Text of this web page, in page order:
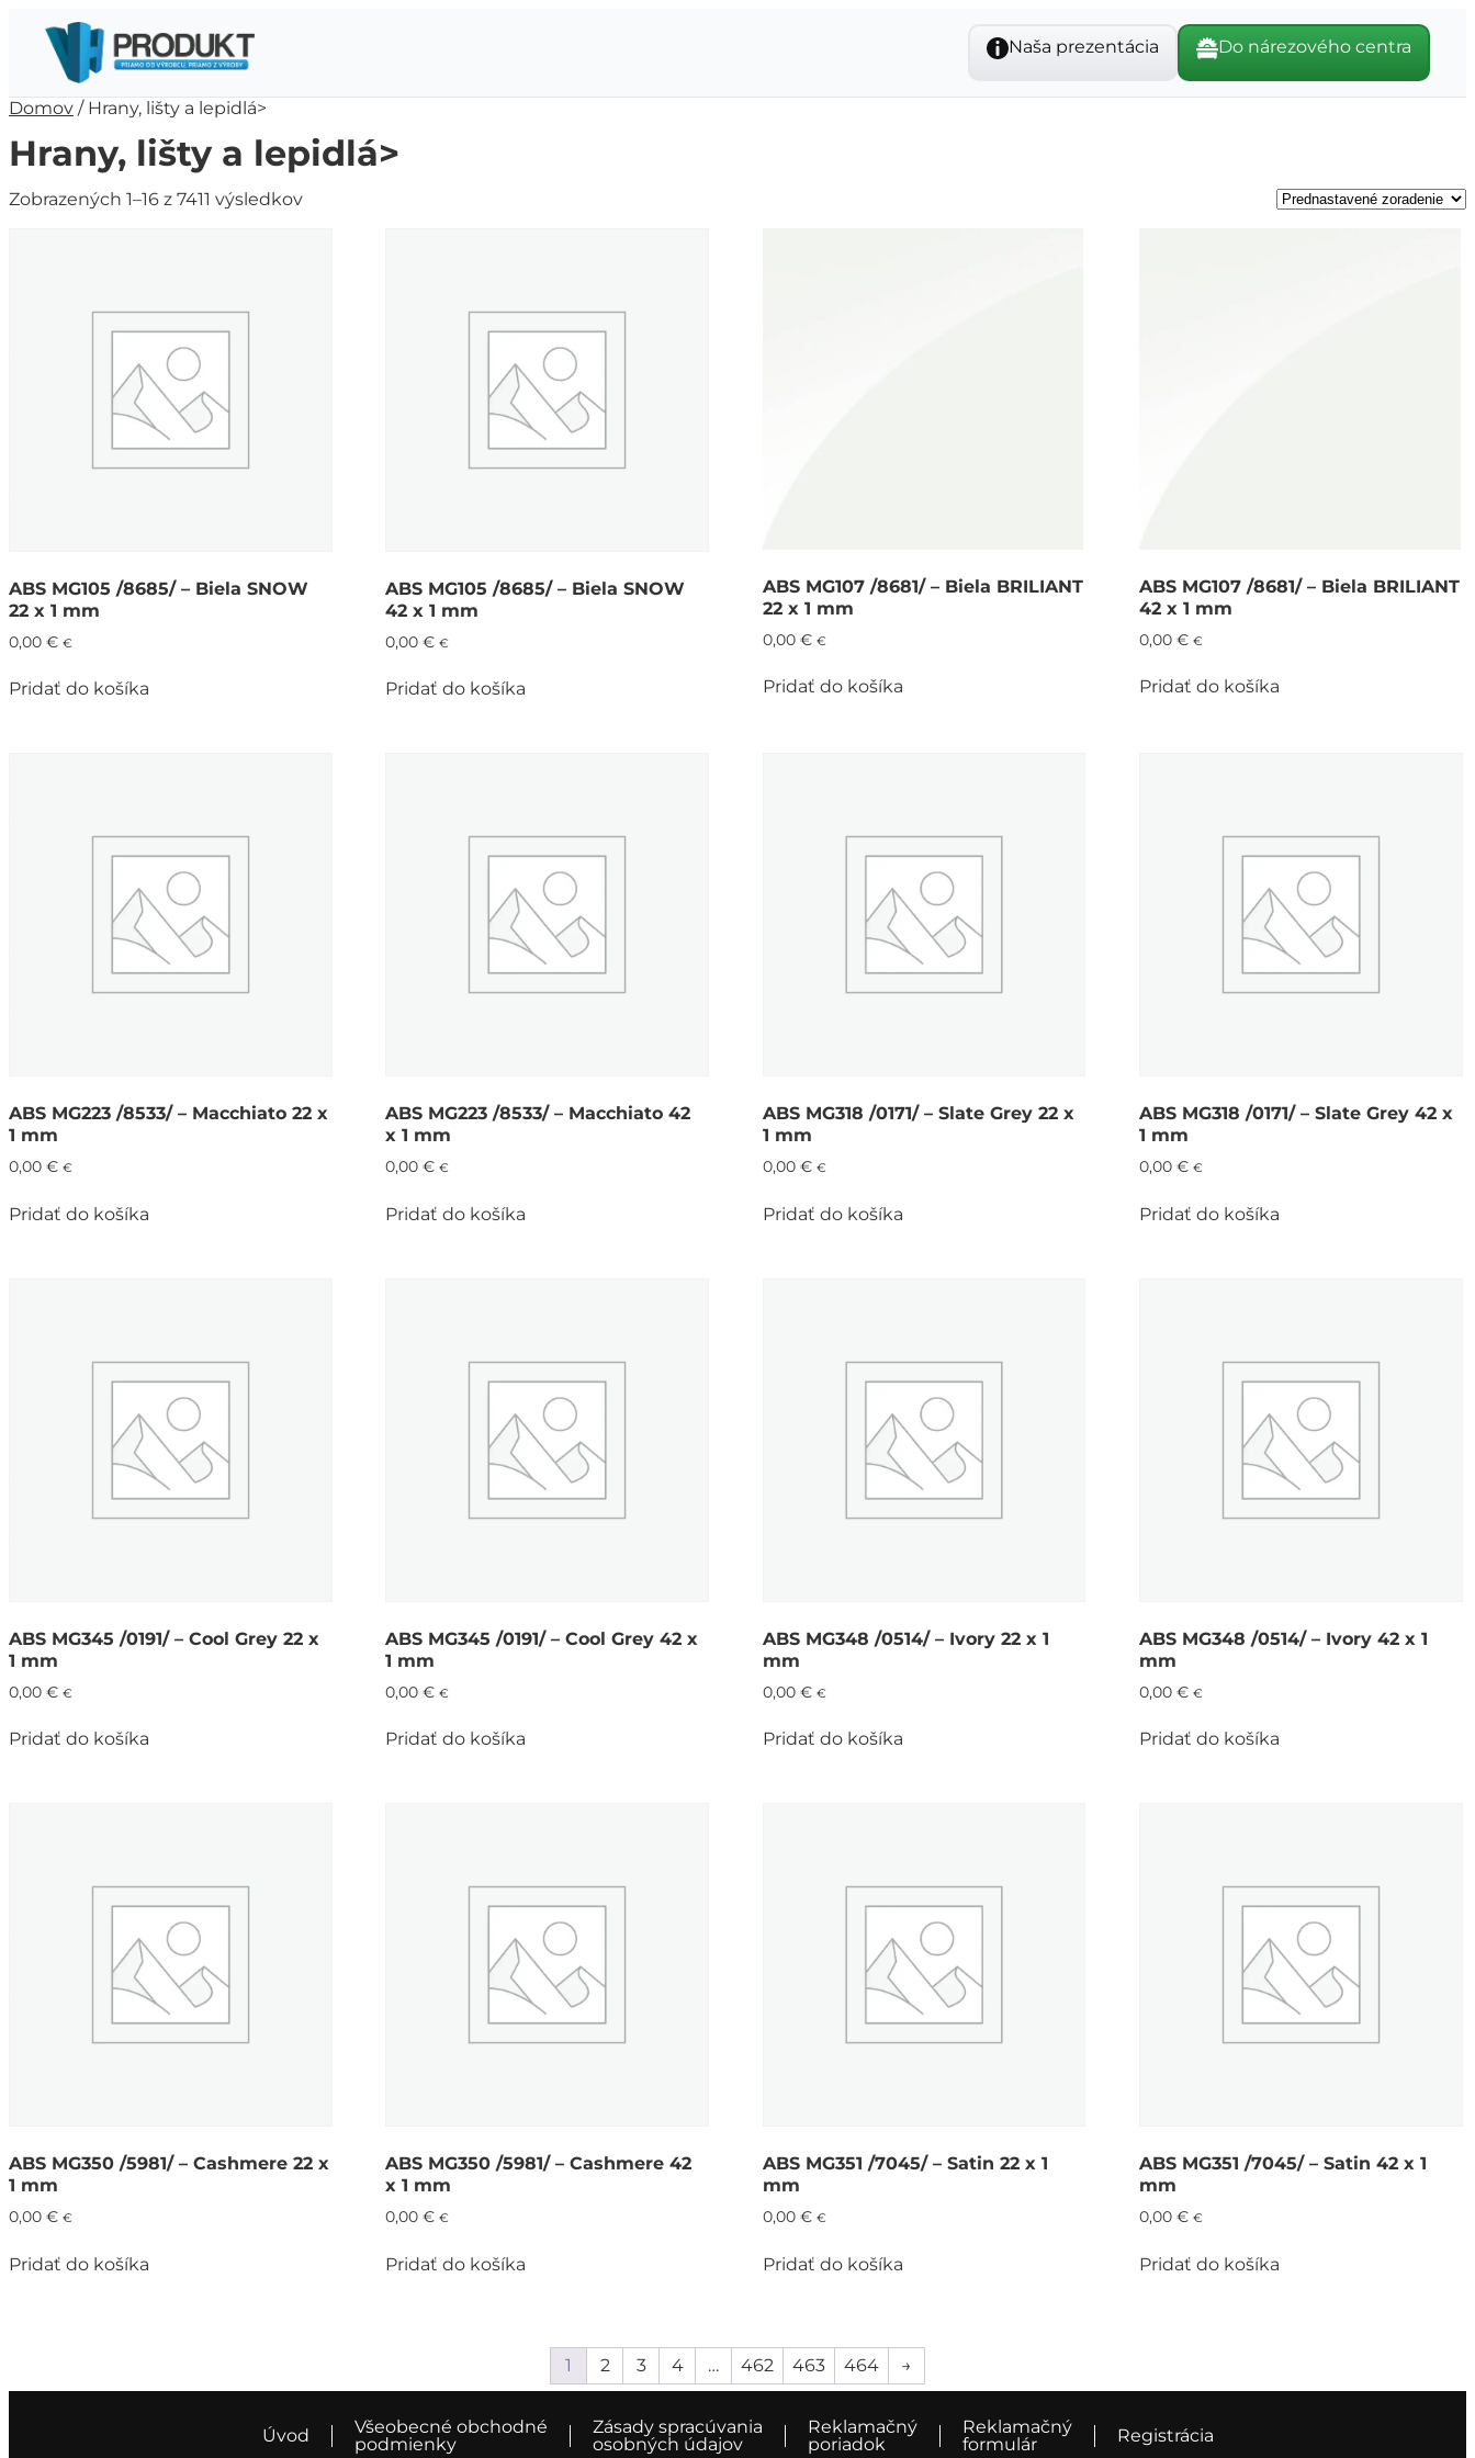
Naša prezentácia Do nárezového centra
Domov / Hrany, lišty a lepidlá>
Hrany, lišty a lepidlá>
Zobrazených 1–16 z 7411 výsledkov
ABS MG105 /8685/ – Biela SNOW
22 x 1 mm
0,00 € €
Pridať do košíka
ABS MG105 /8685/ – Biela SNOW
42 x 1 mm
0,00€ €
Pridať do košíka
ABS MG107 /8681/ – Biela BRILIANT
22 x 1 mm
0,00 € €
Pridať do košíka
ABS MG107 /8681/ – Biela BRILIANT
42 x 1 mm
0,00 € €
Pridať do košíka
ABS MG223 /8533/ – Macchiato 22 x
1 mm
0,00 € €
Pridať do košíka
ABS MG223 /8533/ – Macchiato 42
x 1 mm
0,00€ €
Pridať do košíka
ABS MG318 /0171/ – Slate Grey 22 x
1 mm
0,00 € €
Pridať do košíka
ABS MG318 /0171/ – Slate Grey 42 x
1 mm
0,00 € €
Pridať do košíka
ABS MG345 /0191/ – Cool Grey 22 x
1 mm
0,00 € €
Pridať do košíka
ABS MG345 /0191/ – Cool Grey 42 x
1 mm
0,00€ €
Pridať do košíka
ABS MG348 /0514/ – Ivory 22 x 1
mm
0,00 € €
Pridať do košíka
ABS MG348 /0514/ – Ivory 42 x 1
mm
0,00 € €
Pridať do košíka
ABS MG350 /5981/ – Cashmere 22 x
1 mm
0,00 € €
Pridať do košíka
ABS MG350 /5981/ – Cashmere 42
x 1 mm
0,00€ €
Pridať do košíka
ABS MG351 /7045/ – Satin 22 x 1
mm
0,00 € €
Pridať do košíka
ABS MG351 /7045/ – Satin 42 x 1
mm
0,00 € €
Pridať do košíka
1 2 3 4 … 462 463 464 →
Úvod
Všeobecné obchodné
podmienky
Zásady spracúvania
osobných údajov
Reklamačný
poriadok
Reklamačný
formulár
Registrácia